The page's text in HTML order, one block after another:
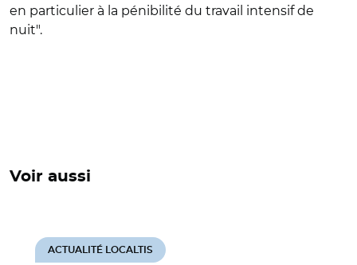
en particulier à la pénibilité du travail intensif de
nuit".
Voir aussi
ACTUALITÉ LOCALTIS